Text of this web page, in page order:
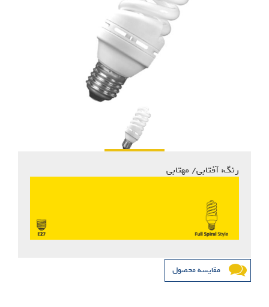
رنگ: آفتابی/ مهتابی
مقایسه محصول